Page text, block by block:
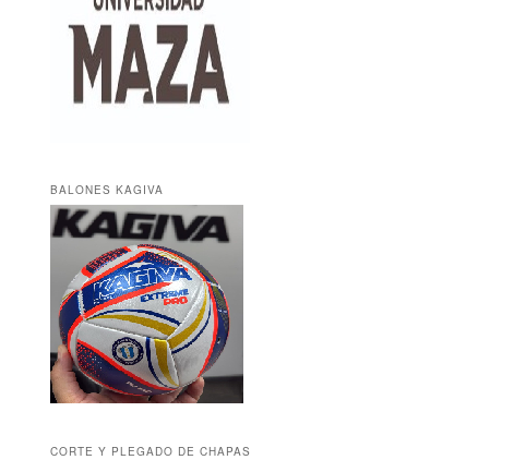
BALONES KAGIVA
CORTE Y PLEGADO DE CHAPAS